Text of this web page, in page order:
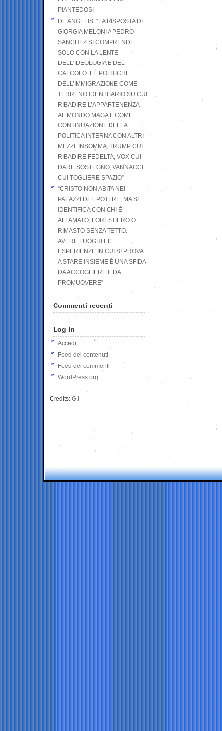
PIANTEDOSI
DE ANGELIS: “LA RISPOSTA DI
GIORGIA MELONI A PEDRO
SANCHEZ SI COMPRENDE
SOLO CON LA LENTE
DELL’IDEOLOGIA E DEL
CALCOLO: LE POLITICHE
DELL’IMMIGRAZIONE COME
TERRENO IDENTITARIO SU CUI
RIBADIRE L’APPARTENENZA
AL MONDO MAGA E COME
CONTINUAZIONE DELLA
POLITICA INTERNA CON ALTRI
MEZZI. INSOMMA, TRUMP CUI
RIBADIRE FEDELTÀ, VOX CUI
DARE SOSTEGNO, VANNACCI
CUI TOGLIERE SPAZIO”
“CRISTO NON ABITA NEI
PALAZZI DEL POTERE, MA SI
IDENTIFICA CON CHI È
AFFAMATO, FORESTIERO O
RIMASTO SENZA TETTO.
AVERE LUOGHI ED
ESPERIENZE IN CUI SI PROVA
A STARE INSIEME È UNA SFIDA
DA ACCOGLIERE E DA
PROMUOVERE”
Commenti recenti
Log In
Accedi
Feed dei contenuti
Feed dei commenti
WordPress.org
Credits: G.I